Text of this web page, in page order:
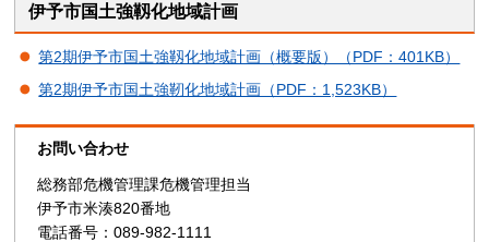
伊予市国土強靱化地域計画
第2期伊予市国土強靱化地域計画（概要版）（PDF：401KB）
第2期伊予市国土強靭化地域計画（PDF：1,523KB）
お問い合わせ
総務部危機管理課危機管理担当
伊予市米湊820番地
電話番号：089-982-1111